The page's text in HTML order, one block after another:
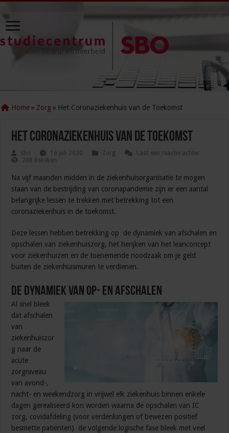
Home » Zorg » Het Coronaziekenhuis van de Toekomst
Het Coronaziekenhuis van de Toekomst
sbo 16 juli 2020 Zorg
Laat een reactie achter
288 Bekeken
Na vijf maanden midden in de ziekenhuisorganisatie te mogen
staan van de bestrijding van coronapandemie zijn er een aantal
belangrijke lessen te trekken met betrekking tot een
coronaziekenhuis in de toekomst.
Deze lessen hebben betrekking op de dynamiek van afschalen en
opschalen van ziekenhuiszorg, het herijken van het leanconcept
voor ziekenhuizen en de toenemende noodzaak om je geld
buiten de ziekenhuismuren te verdienen.
De dynamiek van op- en afschalen
Al snel bleek
dat afschalen
van
ziekenhuiszor
g naar de
acute
zorgniveau
van avond-,
nacht- en weekendzorg in vrijwel elk ziekenhuis binnen enkele
dagen gerealiseerd kon worden waarna de opschalen van IC
zorg, covidafdeling (voor verdenkingen of bewezen positief
besmette patiënten) de volgende logische fase bleek met veel